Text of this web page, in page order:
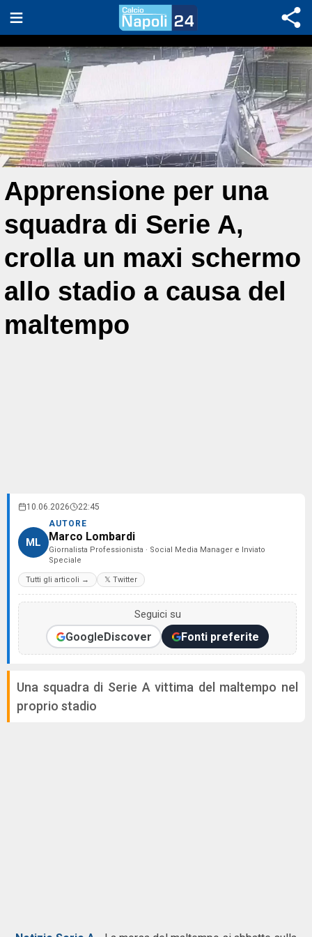
Apprensione per una
squadra di Serie A,
crolla un maxi schermo
allo stadio a causa del
maltempo
10.06.2026 22:45
ML
AUTORE
Marco Lombardi
Giornalista Professionista · Social Media Manager e Inviato
Speciale
Tutti gli articoli → 𝕏 Twitter
Seguici su
GoogleDiscover Fonti preferite
Una squadra di Serie A vittima del maltempo nel
proprio stadio